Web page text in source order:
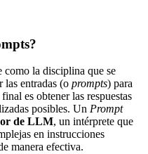
como la disciplina que se
las entradas (o prompts) para
es obtener las respuestas
posibles. Un Prompt
de LLM, un intérprete que
en instrucciones
manera efectiva.